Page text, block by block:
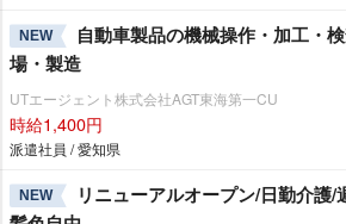
NEW
自動車製品の機械操作・加工・
場・製造
UTエージェント株式会社AGT東海第一CU
時給1,400円
派遣社員 / 愛知県
NEW
リニューアルオープン/日勤介護